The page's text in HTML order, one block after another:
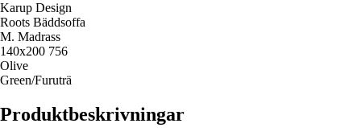
Karup Design
Roots Bäddsoffa
M. Madrass
140x200 756
Olive
Green/Furuträ
Produktbeskrivningar